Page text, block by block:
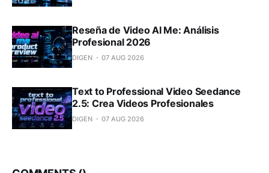
Reseña de Video AI Me: Análisis
Profesional 2026
DIGEN 07 AUG 2026
Text to Professional Video Seedance
2.5: Crea Videos Profesionales
DIGEN 07 AUG 2026